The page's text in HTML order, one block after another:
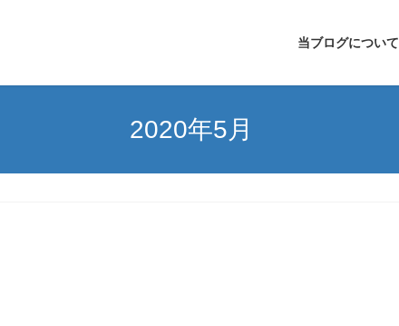
当ブログについて
2020年5月